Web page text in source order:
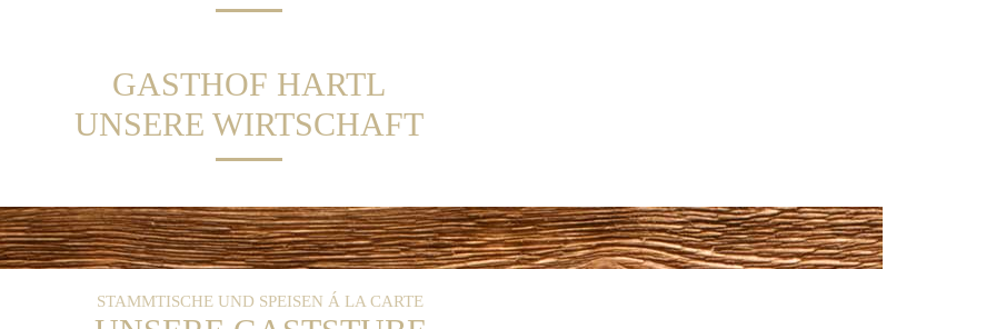
GASTHOF HARTL
UNSERE WIRTSCHAFT
STAMMTISCHE UND SPEISEN Á LA CARTE